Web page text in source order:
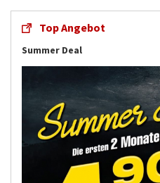
Top Angebot
Summer Deal